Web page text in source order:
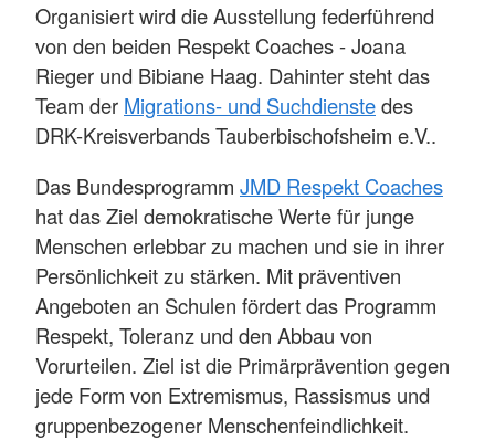
Organisiert wird die Ausstellung federführend
von den beiden Respekt Coaches - Joana
Rieger und Bibiane Haag. Dahinter steht das
Team der Migrations- und Suchdienstedes
DRK-Kreisverbands Tauberbischofsheim e.V..
Das Bundesprogramm JMD Respekt Coaches
hat das Ziel demokratische Werte für junge
Menschen erlebbar zu machen und sie in ihrer
Persönlichkeit zu stärken. Mit präventiven
Angeboten an Schulen fördert das Programm
Respekt, Toleranz und den Abbau von
Vorurteilen. Ziel ist die Primärprävention gegen
jede Form von Extremismus, Rassismus und
gruppenbezogener Menschenfeindlichkeit.